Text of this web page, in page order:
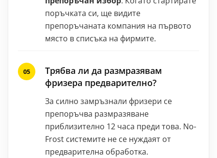
поръчката си, ще видите
препоръчаната компания на първото
място в списъка на фирмите.
Трябва ли да размразявам
фризера предварително?
За силно замръзнали фризери се
препоръчва размразяване
приблизително 12 часа преди това. No-
Frost системите не се нуждаят от
предварителна обработка.